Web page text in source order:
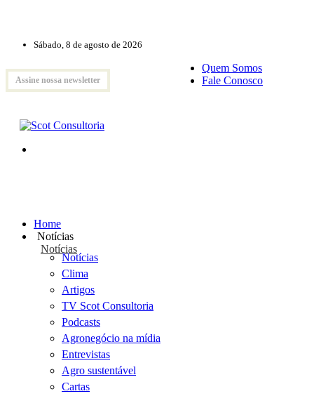
Sábado, 8 de agosto de 2026
Assine nossa newsletter
Quem Somos
Fale Conosco
Home
Notícias
Notícias
Notícias
Clima
Artigos
TV Scot Consultoria
Podcasts
Agronegócio na mídia
Entrevistas
Agro sustentável
Cartas